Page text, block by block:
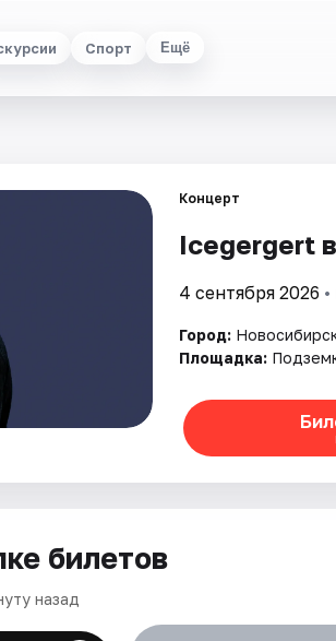
Спорт Ещё
Концерт
Icegergert
4 сентября 2026
Город:
Площадка:
билетов
назад